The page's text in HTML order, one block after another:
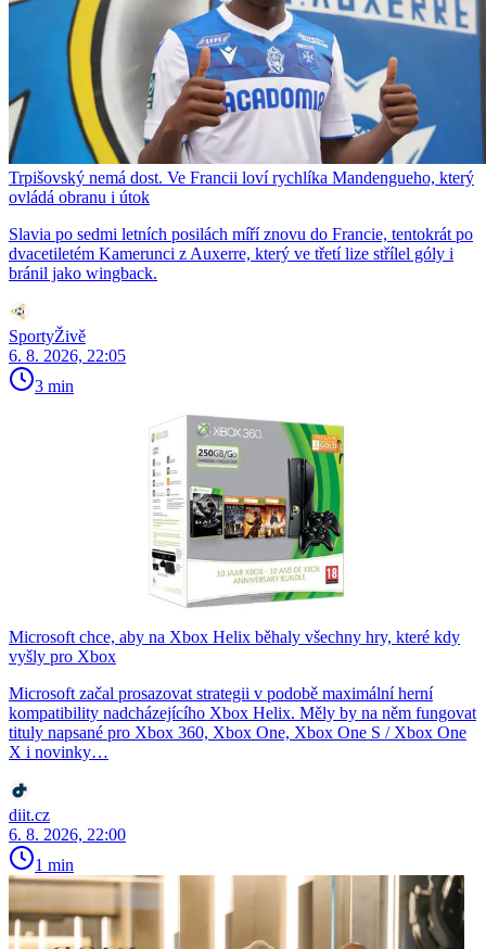
Trpišovský nemá dost. Ve Francii loví rychlíka Mandengueho, který
ovládá obranu i útok
Slavia po sedmi letních posilách míří znovu do Francie, tentokrát po
dvacetiletém Kamerunci z Auxerre, který ve třetí lize střílel góly i
bránil jako wingback.
SportyŽivě
6. 8. 2026, 22:05
3 min
Microsoft chce, aby na Xbox Helix běhaly všechny hry, které kdy
vyšly pro Xbox
Microsoft začal prosazovat strategii v podobě maximální herní
kompatibility nadcházejícího Xbox Helix. Měly by na něm fungovat
tituly napsané pro Xbox 360, Xbox One, Xbox One S / Xbox One
X i novinky…
diit.cz
6. 8. 2026, 22:00
1 min